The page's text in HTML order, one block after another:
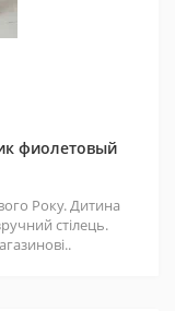
фиолетовый
Року. Дитина
стілець.